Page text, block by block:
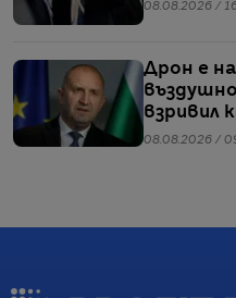
08.08.2026 /
Дрон е
взривил
Радев
08.08.2026 /